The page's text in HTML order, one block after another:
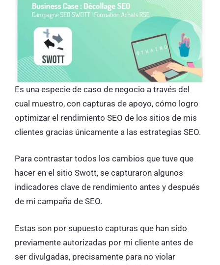
Es una especie de caso de negocio a través del
cual muestro, con capturas de apoyo, cómo logro
optimizar el rendimiento SEO de los sitios de mis
clientes gracias únicamente a las estrategias SEO.
Para contrastar todos los cambios que tuve que
hacer en el sitio Swott, se capturaron algunos
indicadores clave de rendimiento antes y después
de mi campaña de SEO.
Estas son por supuesto capturas que han sido
previamente autorizadas por mi cliente antes de
ser divulgadas, precisamente para no violar